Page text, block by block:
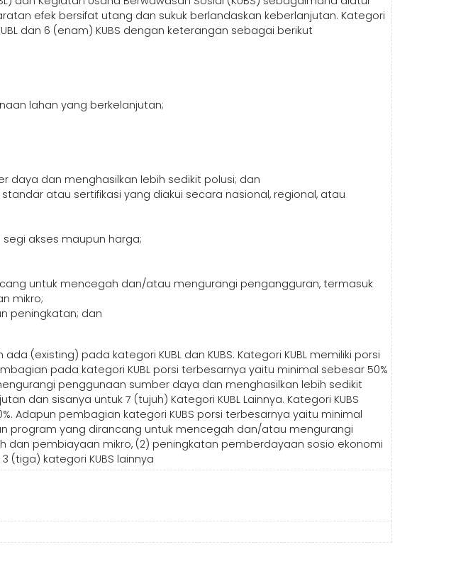
efek bersifat utang dan sukuk berlandaskan keberlanjutan. Kategori
dan 6 (enam) KUBS dengan keterangan sebagai berikut
lahan yang berkelanjutan;
dan menghasilkan lebih sedikit polusi; dan
atau sertifikasi yang diakui secara nasional, regional, atau
akses maupun harga;
untuk mencegah dan/atau mengurangi pengangguran, termasuk
mikro;
peningkatan; dan
(existing) pada kategori KUBL dan KUBS. Kategori KUBL memiliki porsi
pada kategori KUBL porsi terbesarnya yaitu minimal sebesar 50%
penggunaan sumber daya dan menghasilkan lebih sedikit
dan sisanya untuk 7 (tujuh) Kategori KUBL Lainnya. Kategori KUBS
Adapun pembagian kategori KUBS porsi terbesarnya yaitu minimal
program yang dirancang untuk mencegah dan/atau mengurangi
pembiayaan mikro, (2) peningkatan pemberdayaan sosio ekonomi
(tiga) kategori KUBS lainnya